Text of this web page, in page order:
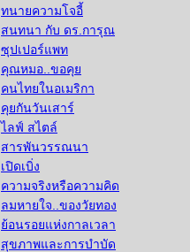
ทนายความโจอี้
สนทนา กับ ดร.การุณ
ซุปเปอร์แพท
คุณหมอ..ขอคุย
คนไทยในอเมริกา
คุยกันวันเสาร์
ไลฟ์ สไตล์
สารพันวรรณนา
เปิดเบิ่ง
ความจริงหรือความคิด
ลมหายใจ..ของวัยทอง
ย้อนรอยแห่งกาลเวลา
สุขภาพและการบำบัด